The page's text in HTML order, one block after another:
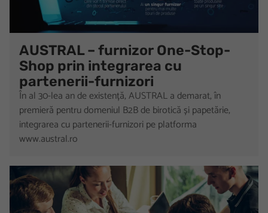
AUSTRAL – furnizor One-Stop-
Shop prin integrarea cu
partenerii-furnizori
În al 30-lea an de existență, AUSTRAL a demarat, în
premieră pentru domeniul B2B de birotică și papetărie,
integrarea cu partenerii-furnizori pe platforma
www.austral.ro